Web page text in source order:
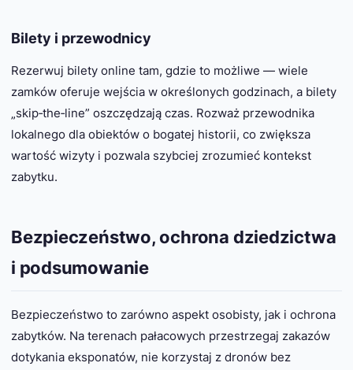
Bilety i przewodnicy
Rezerwuj bilety online tam, gdzie to możliwe — wiele
zamków oferuje wejścia w określonych godzinach, a bilety
„skip‑the‑line” oszczędzają czas. Rozważ przewodnika
lokalnego dla obiektów o bogatej historii, co zwiększa
wartość wizyty i pozwala szybciej zrozumieć kontekst
zabytku.
Bezpieczeństwo, ochrona dziedzictwa
i podsumowanie
Bezpieczeństwo to zarówno aspekt osobisty, jak i ochrona
zabytków. Na terenach pałacowych przestrzegaj zakazów
dotykania eksponatów, nie korzystaj z dronów bez